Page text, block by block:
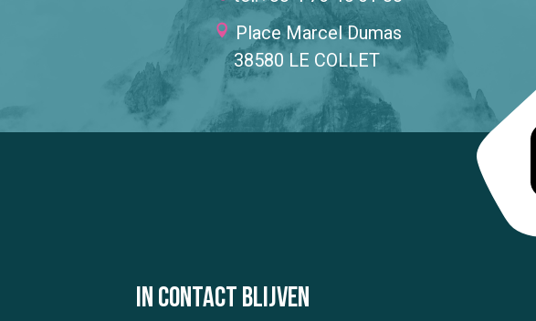
Place Marcel Dumas
38580 LE COLLET
In contact blijven